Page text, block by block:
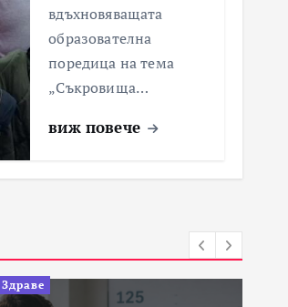
вдъхновяващата
образователна
поредица на тема
„Съкровища…
виж повече
Здраве